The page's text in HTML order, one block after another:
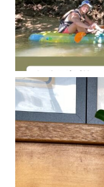
今年の1月にお店に植えたマングローブ(メヒルギ)の苗が成長してきました
マングロ